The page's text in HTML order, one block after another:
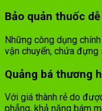
Bảo quản thuốc
Những công dụng
vận chuyển, chứa đựng
Quảng bá thương
Với giá thành rẻ do
phẳng, khả năng bám